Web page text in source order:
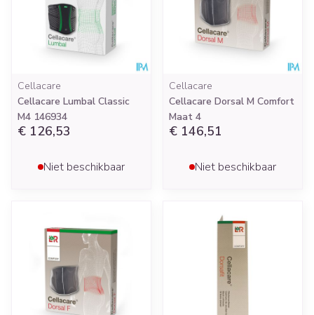
Cellacare
Cellacare Lumbal Classic
M4 146934
€ 126,53
Niet beschikbaar
Cellacare
Cellacare Dorsal M Comfort
Maat 4
€ 146,51
Niet beschikbaar